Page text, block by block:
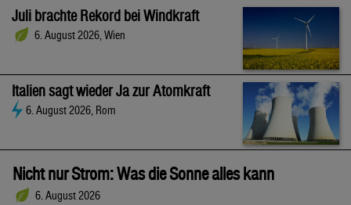
Juli brachte Rekord bei Windkraft
6. August 2026, Wien
Italien sagt wieder Ja zur Atomkraft
6. August 2026, Rom
Nicht nur Strom: Was die Sonne alles kann
6. August 2026